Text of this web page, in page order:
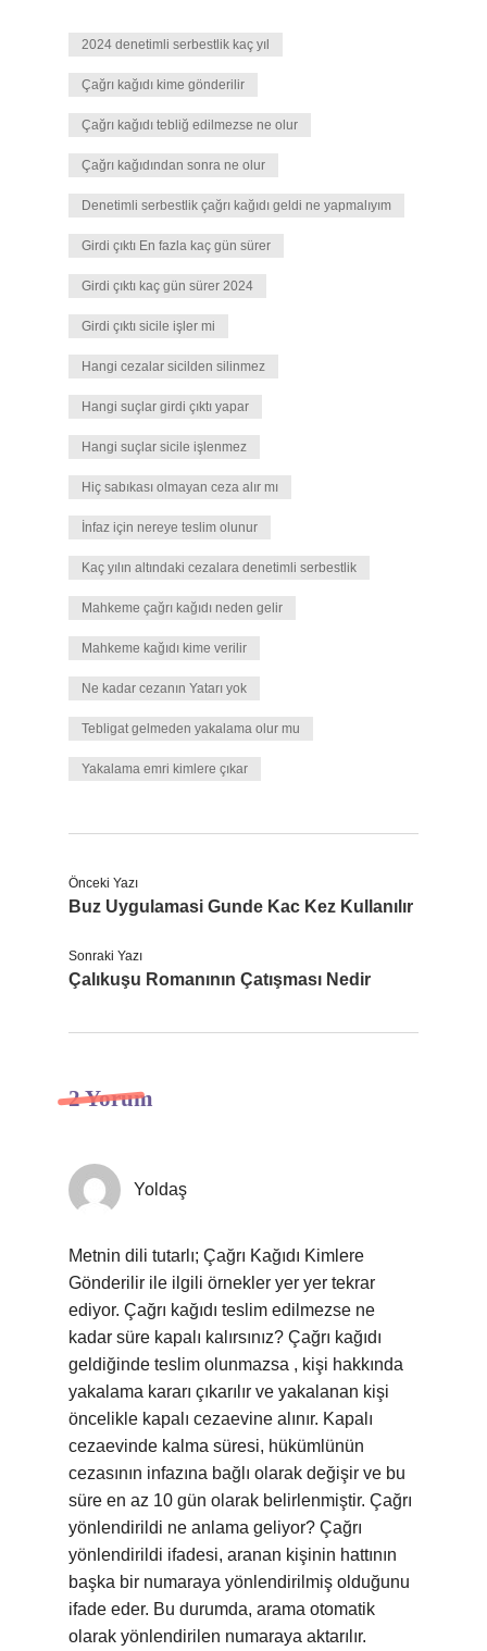
2024 denetimli serbestlik kaç yıl
Çağrı kağıdı kime gönderilir
Çağrı kağıdı tebliğ edilmezse ne olur
Çağrı kağıdından sonra ne olur
Denetimli serbestlik çağrı kağıdı geldi ne yapmalıyım
Girdi çıktı En fazla kaç gün sürer
Girdi çıktı kaç gün sürer 2024
Girdi çıktı sicile işler mi
Hangi cezalar sicilden silinmez
Hangi suçlar girdi çıktı yapar
Hangi suçlar sicile işlenmez
Hiç sabıkası olmayan ceza alır mı
İnfaz için nereye teslim olunur
Kaç yılın altındaki cezalara denetimli serbestlik
Mahkeme çağrı kağıdı neden gelir
Mahkeme kağıdı kime verilir
Ne kadar cezanın Yatarı yok
Tebligat gelmeden yakalama olur mu
Yakalama emri kimlere çıkar
Önceki Yazı
Buz Uygulamasi Gunde Kac Kez Kullanılır
Sonraki Yazı
Çalıkuşu Romanının Çatışması Nedir
2 Yorum
Yoldaş
Metnin dili tutarlı; Çağrı Kağıdı Kimlere
Gönderilir ile ilgili örnekler yer yer tekrar
ediyor. Çağrı kağıdı teslim edilmezse ne
kadar süre kapalı kalırsınız? Çağrı kağıdı
geldiğinde teslim olunmazsa , kişi hakkında
yakalama kararı çıkarılır ve yakalanan kişi
öncelikle kapalı cezaevine alınır. Kapalı
cezaevinde kalma süresi, hükümlünün
cezasının infazına bağlı olarak değişir ve bu
süre en az 10 gün olarak belirlenmiştir. Çağrı
yönlendirildi ne anlama geliyor? Çağrı
yönlendirildi ifadesi, aranan kişinin hattının
başka bir numaraya yönlendirilmiş olduğunu
ifade eder. Bu durumda, arama otomatik
olarak yönlendirilen numaraya aktarılır.